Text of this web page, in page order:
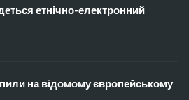
етнічно-електронний
на відомому європейському